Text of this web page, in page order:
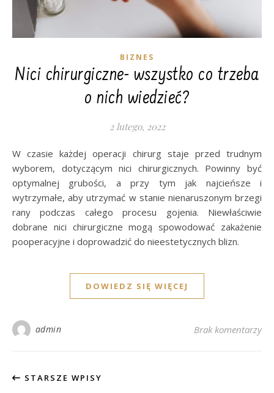
BIZNES
Nici chirurgiczne- wszystko co trzeba
o nich wiedzieć?
2 lutego, 2022
W czasie każdej operacji chirurg staje przed trudnym
wyborem, dotyczącym nici chirurgicznych. Powinny być
optymalnej grubości, a przy tym jak najcieńsze i
wytrzymałe, aby utrzymać w stanie nienaruszonym brzegi
rany podczas całego procesu gojenia. Niewłaściwie
dobrane nici chirurgiczne mogą spowodować zakażenie
pooperacyjne i doprowadzić do nieestetycznych blizn.
DOWIEDZ SIĘ WIĘCEJ
admin Brak komentarzy
STARSZE WPISY